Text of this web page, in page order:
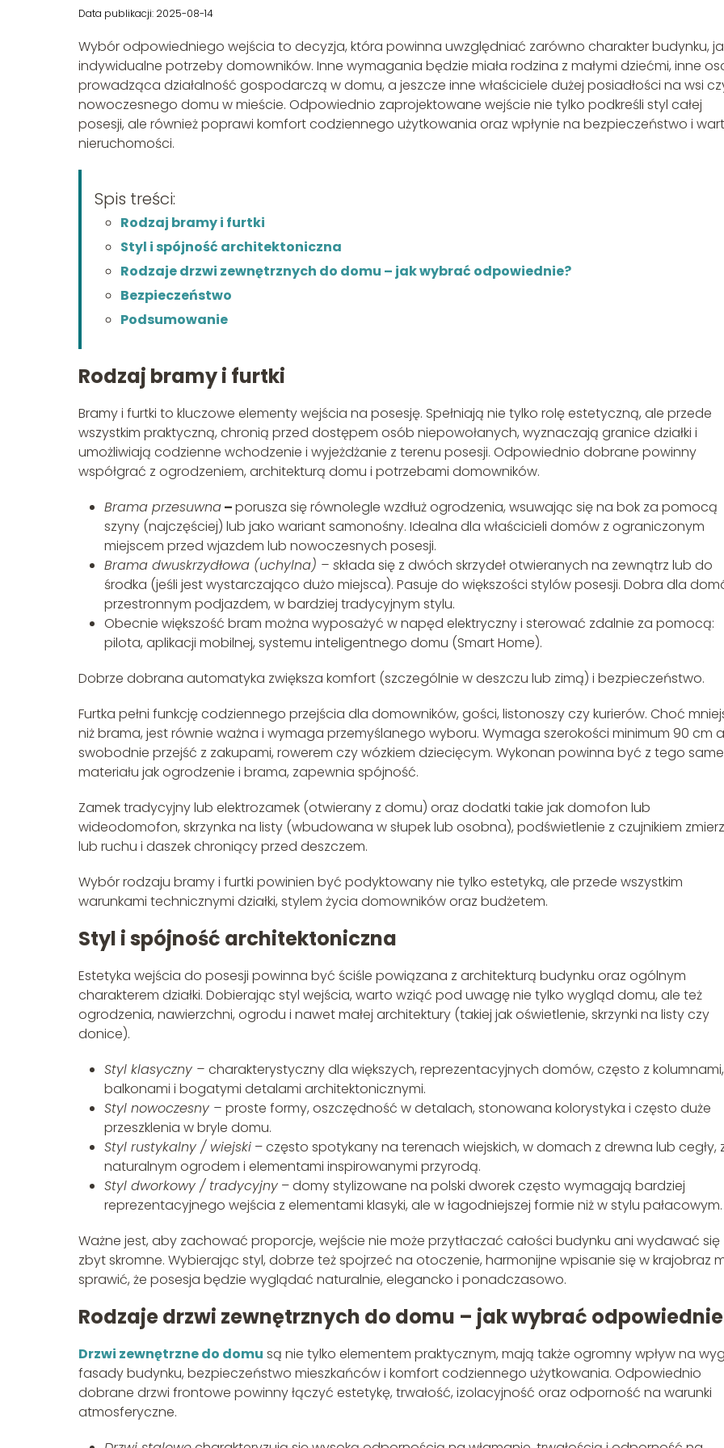
Data publikacji: 2025-08-14
Wybór odpowiedniego wejścia to decyzja, która powinna uwzględniać zarówno charakter budynku,
indywidualne potrzeby domowników. Inne wymagania będzie miała rodzina z małymi dziećmi, inne
prowadząca działalność gospodarczą w domu, a jeszcze inne właściciele dużej posiadłości na wsi
nowoczesnego domu w mieście. Odpowiednio zaprojektowane wejście nie tylko podkreśli styl całej
posesji, ale również poprawi komfort codziennego użytkowania oraz wpłynie na bezpieczeństwo i
nieruchomości.
Spis treści:
Rodzaj bramy i furtki
Styl i spójność architektoniczna
Rodzaje drzwi zewnętrznych do domu – jak wybrać odpowiednie?
Bezpieczeństwo
Podsumowanie
Rodzaj bramy i furtki
Bramy i furtki to kluczowe elementy wejścia na posesję. Spełniają nie tylko rolę estetyczną, ale przede
wszystkim praktyczną, chronią przed dostępem osób niepowołanych, wyznaczają granice działki i
umożliwiają codzienne wchodzenie i wyjeżdżanie z terenu posesji. Odpowiednio dobrane powinny
współgrać z ogrodzeniem, architekturą domu i potrzebami domowników.
Brama przesuwna–porusza się równolegle wzdłuż ogrodzenia, wsuwając się na bok za pomocą
szyny (najczęściej) lub jako wariant samonośny. Idealna dla właścicieli domów z ograniczonym
miejscem przed wjazdem lub nowoczesnych posesji.
Brama dwuskrzydłowa (uchylna) – składa się z dwóch skrzydeł otwieranych na zewnątrz lub do
środka (jeśli jest wystarczająco dużo miejsca). Pasuje do większości stylów posesji. Dobra dla
przestronnym podjazdem, w bardziej tradycyjnym stylu.
Obecnie większość bram można wyposażyć w napęd elektryczny i sterować zdalnie za pomocą:
pilota, aplikacji mobilnej, systemu inteligentnego domu (Smart Home).
Dobrze dobrana automatyka zwiększa komfort (szczególnie w deszczu lub zimą) i bezpieczeństwo.
Furtka pełni funkcję codziennego przejścia dla domowników, gości, listonoszy czy kurierów. Choć
niż brama, jest równie ważna i wymaga przemyślanego wyboru. Wymaga szerokości minimum 90 cm
swobodnie przejść z zakupami, rowerem czy wózkiem dziecięcym. Wykonan powinna być z tego
materiału jak ogrodzenie i brama, zapewnia spójność.
Zamek tradycyjny lub elektrozamek (otwierany z domu) oraz dodatki takie jak domofon lub
wideodomofon, skrzynka na listy (wbudowana w słupek lub osobna), podświetlenie z czujnikiem
lub ruchu i daszek chroniący przed deszczem.
Wybór rodzaju bramy i furtki powinien być podyktowany nie tylko estetyką, ale przede wszystkim
warunkami technicznymi działki, stylem życia domowników oraz budżetem.
Styl i spójność architektoniczna
Estetyka wejścia do posesji powinna być ściśle powiązana z architekturą budynku oraz ogólnym
charakterem działki. Dobierając styl wejścia, warto wziąć pod uwagę nie tylko wygląd domu, ale też
ogrodzenia, nawierzchni, ogrodu i nawet małej architektury (takiej jak oświetlenie, skrzynki na listy czy
donice).
Styl klasyczny – charakterystyczny dla większych, reprezentacyjnych domów, często z kolumnami,
balkonami i bogatymi detalami architektonicznymi.
Styl nowoczesny – proste formy, oszczędność w detalach, stonowana kolorystyka i często duże
przeszklenia w bryle domu.
Styl rustykalny / wiejski – często spotykany na terenach wiejskich, w domach z drewna lub cegły,
naturalnym ogrodem i elementami inspirowanymi przyrodą.
Styl dworkowy / tradycyjny – domy stylizowane na polski dworek często wymagają bardziej
reprezentacyjnego wejścia z elementami klasyki, ale w łagodniejszej formie niż w stylu pałacowym.
Ważne jest, aby zachować proporcje, wejście nie może przytłaczać całości budynku ani wydawać się
zbyt skromne. Wybierając styl, dobrze też spojrzeć na otoczenie, harmonijne wpisanie się w krajobraz
sprawić, że posesja będzie wyglądać naturalnie, elegancko i ponadczasowo.
Rodzaje drzwi zewnętrznych do domu – jak wybrać
Drzwi zewnętrzne do domu są nie tylko elementem praktycznym, mają także ogromny wpływ na
fasady budynku, bezpieczeństwo mieszkańców i komfort codziennego użytkowania. Odpowiednio
dobrane drzwi frontowe powinny łączyć estetykę, trwałość, izolacyjność oraz odporność na warunki
atmosferyczne.